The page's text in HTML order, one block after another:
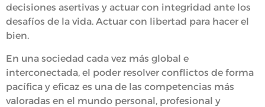
decisiones asertivas y actuar con integridad ante los
desafíos de la vida. Actuar con libertad para hacer el
bien.
En una sociedad cada vez más global e
interconectada, el poder resolver conflictos de forma
pacífica y eficaz es una de las competencias más
valoradas en el mundo personal, profesional y